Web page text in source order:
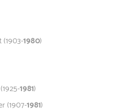
(1903-1980)
1981)
(1907-1981)